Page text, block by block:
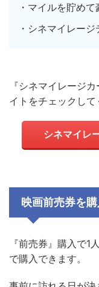
・マイルを貯め
・シネマイレー
『シネマイレージ
イトをチェックして
シネマイレ
映画前売券を
『前売券』購入で1
で購入できます。